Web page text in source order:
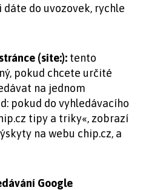
do uvozovek, rychle
(site:): tento
pokud chcete určité
na jednom
pokud do vyhledávacího
tipy a triky«, zobrazí
na webu chip.cz, a
Google